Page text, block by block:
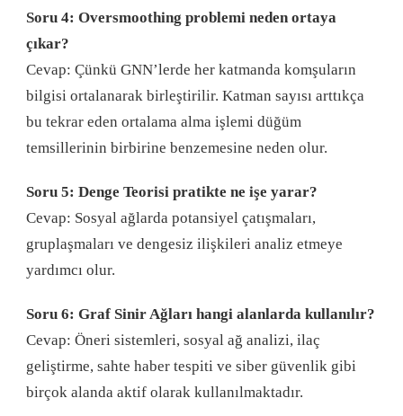
Soru 4: Oversmoothing problemi neden ortaya
çıkar?
Cevap: Çünkü GNN’lerde her katmanda komşuların
bilgisi ortalanarak birleştirilir. Katman sayısı arttıkça
bu tekrar eden ortalama alma işlemi düğüm
temsillerinin birbirine benzemesine neden olur.
Soru 5: Denge Teorisi pratikte ne işe yarar?
Cevap: Sosyal ağlarda potansiyel çatışmaları,
gruplaşmaları ve dengesiz ilişkileri analiz etmeye
yardımcı olur.
Soru 6: Graf Sinir Ağları hangi alanlarda kullanılır?
Cevap: Öneri sistemleri, sosyal ağ analizi, ilaç
geliştirme, sahte haber tespiti ve siber güvenlik gibi
birçok alanda aktif olarak kullanılmaktadır.